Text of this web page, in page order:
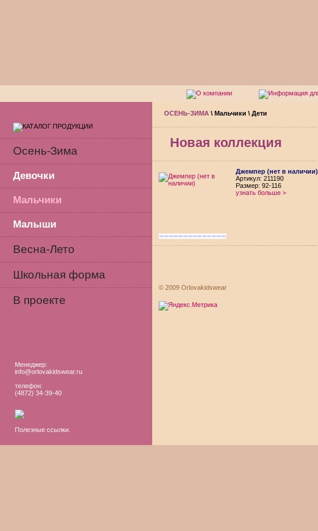
Осень-Зима
Девочки
Мальчики
Малыши
Весна-Лето
Школьная форма
В проекте
Менеджер:
info@orlovakidswear.ru
телефон:
(4872) 34-39-40
Полезные ссылки.
ОСЕНЬ-ЗИМА \ Мальчики \ Дети
Новая коллекция
Джемпер (нет в наличии)
Aртикул: 211190
Размер: 92-116
узнать больше >
© 2009 Orlovakidswear